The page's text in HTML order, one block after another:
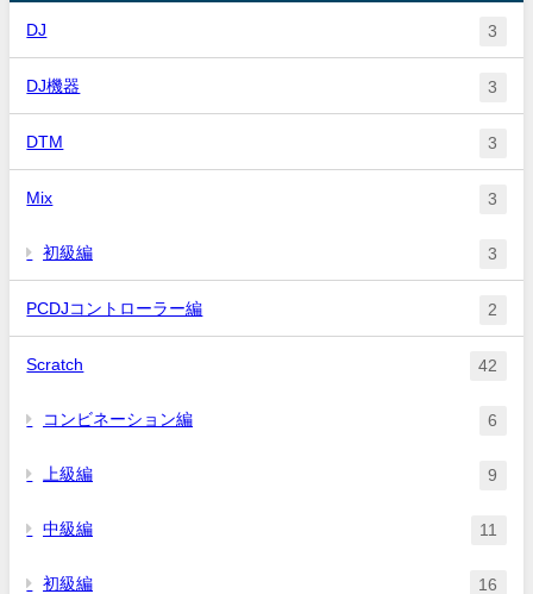
DJ 3
DJ機器 3
DTM 3
Mix 3
初級編 3
PCDJコントローラー編 2
Scratch 42
コンビネーション編 6
上級編 9
中級編 11
初級編 16